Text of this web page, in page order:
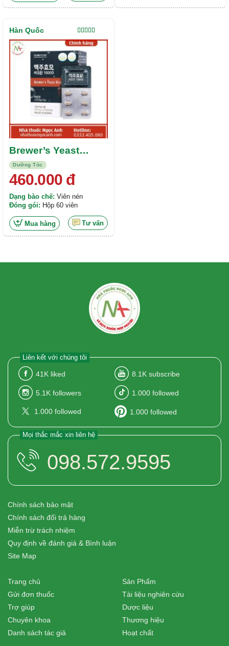
Dưỡng Tóc
Brewer’s Yeast
Biotin 10000
Được xếp
hạng5.00
sao
460.000đ
Dạng bào chế: Viên nén
Đóng gói: Hộp 60 viên
Mua hàng Tư vấn
Hàn Quốc
Liên kết với chúng tôi
41K liked 8.1K subscribe
5.1K followers 1.000 followed
1.000 followed 1.000 followed
Mọi thắc mắc xin liên hệ
098.572.9595
Chính sách bảo mật
Chính sách đổi trả hàng
Miễn trừ trách nhiệm
Quy định về đánh giá & Bình luận
Site Map
Trang chủ
Gửi đơn thuốc
Trợ giúp
Chuyên khoa
Danh sách tác giả
Sản Phẩm
Tài liệu nghiên cứu
Dược liệu
Thương hiệu
Hoạt chất